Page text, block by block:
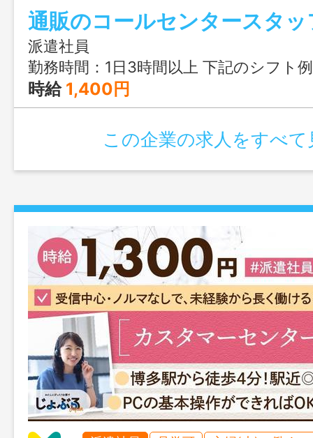
通販のコールセンタースタッ
派遣社員
勤務時間：1日3時間以上 下記のシフト例を参考に、好きな時間帯をお教えください！ 〈8時開始のパターン〉 ①08:00〜17:00（実働8時間） ②08:00〜16:00（実働7時間） ③08:00〜13:00（実働5時間） 〈21時終わりのパターン〉
時給 1,400円
この企業の求人をすべて